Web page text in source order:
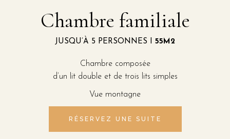
Chambre familiale
JUSQU’À 5 PERSONNES I 55M2
Chambre composée
d’un lit double et de trois lits simples
Vue montagne
RÉSERVEZ UNE SUITE